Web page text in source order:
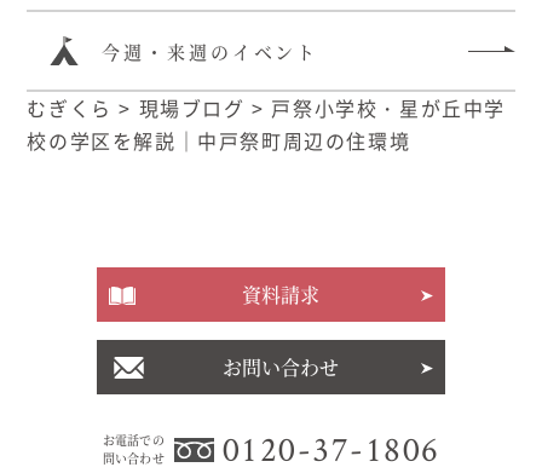
今週・来週のイベント
むぎくら > 現場ブログ > 戸祭小学校・星が丘中学
校の学区を解説｜中戸祭町周辺の住環境
お電話での
問い合わせ
0120-37-1806
資料請求
お問い合わせ